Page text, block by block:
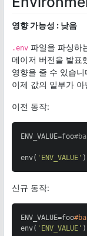
영향 가능성 : 낮음
.env 파일을 파싱하
메이저 버전을 발표
영향을 줄 수 있습
이제 값의 일부가
이전 동작:
ENV_VALUE=foo
env( 'ENV_VALUE'
신규 동작:
ENV_VALUE=foo
env( 'ENV_VALUE'